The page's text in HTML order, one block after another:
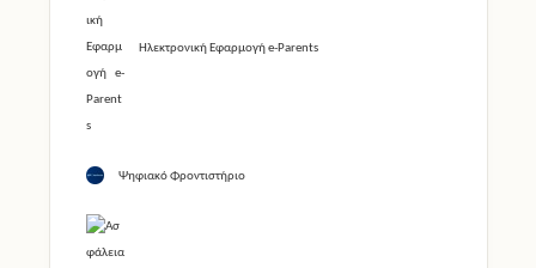
Ηλεκτρονική Εφαρμογή e-Parents
Ψηφιακό Φροντιστήριο